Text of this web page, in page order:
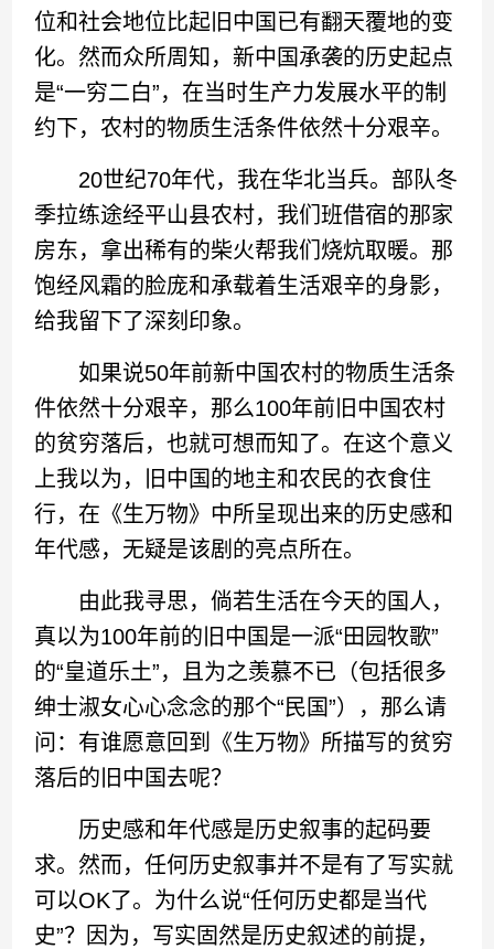
位和社会地位比起旧中国已有翻天覆地的变
化。然而众所周知，新中国承袭的历史起点
是“一穷二白”，在当时生产力发展水平的制
约下，农村的物质生活条件依然十分艰辛。
20世纪70年代，我在华北当兵。部队冬
季拉练途经平山县农村，我们班借宿的那家
房东，拿出稀有的柴火帮我们烧炕取暖。那
饱经风霜的脸庞和承载着生活艰辛的身影，
给我留下了深刻印象。
如果说50年前新中国农村的物质生活条
件依然十分艰辛，那么100年前旧中国农村
的贫穷落后，也就可想而知了。在这个意义
上我以为，旧中国的地主和农民的衣食住
行，在《生万物》中所呈现出来的历史感和
年代感，无疑是该剧的亮点所在。
由此我寻思，倘若生活在今天的国人，
真以为100年前的旧中国是一派“田园牧歌”
的“皇道乐土”，且为之羡慕不已（包括很多
绅士淑女心心念念的那个“民国”），那么请
问：有谁愿意回到《生万物》所描写的贫穷
落后的旧中国去呢？
历史感和年代感是历史叙事的起码要
求。然而，任何历史叙事并不是有了写实就
可以OK了。为什么说“任何历史都是当代
史”？因为，写实固然是历史叙述的前提，